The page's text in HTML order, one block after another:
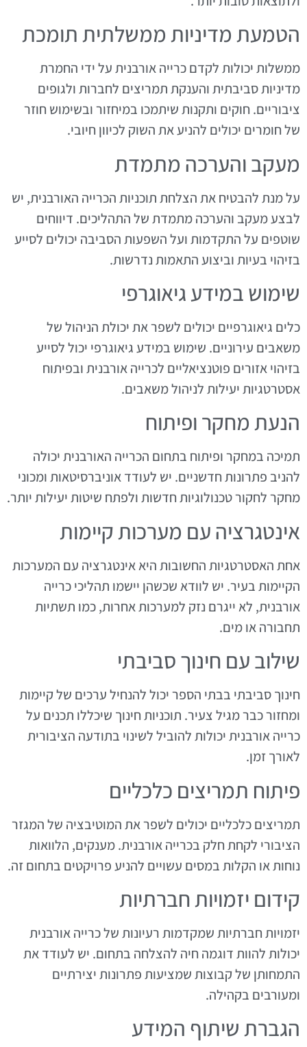
הטמעת מדיניות ממשלתית תומכת
ממשלות יכולות לקדם כרייה אורבנית על ידי החמרת
מדיניות סביבתית והענקת תמריצים לחברות ולגופים
ציבוריים. חוקים ותקנות שיתמכו במיחזור ובשימוש חוזר
של חומרים יכולים להניע את השוק לכיוון חיובי.
מעקב והערכה מתמדת
על מנת להבטיח את הצלחת תוכניות הכרייה האורבנית, יש
לבצע מעקב והערכה מתמדת של התהליכים. דיווחים
שוטפים על התקדמות ועל השפעות הסביבה יכולים לסייע
בזיהוי בעיות וביצוע התאמות נדרשות.
שימוש במידע גיאוגרפי
כלים גיאוגרפיים יכולים לשפר את יכולת הניהול של
משאבים עירוניים. שימוש במידע גיאוגרפי יכול לסייע
בזיהוי אזורים פוטנציאליים לכרייה אורבנית ובפיתוח
אסטרטגיות יעילות לניהול משאבים.
הנעת מחקר ופיתוח
תמיכה במחקר ופיתוח בתחום הכרייה האורבנית יכולה
להניב פתרונות חדשניים. יש לעודד אוניברסיטאות ומכוני
מחקר לחקור טכנולוגיות חדשות ולפתח שיטות יעילות יותר.
אינטגרציה עם מערכות קיימות
אחת האסטרטגיות החשובות היא אינטגרציה עם המערכות
הקיימות בעיר. יש לוודא שכשהן יישמו תהליכי כרייה
אורבנית, לא ייגרם נזק למערכות אחרות, כמו תשתיות
תחבורה או מים.
שילוב עם חינוך סביבתי
חינוך סביבתי בבתי הספר יכול להנחיל ערכים של קיימות
ומחזור כבר מגיל צעיר. תוכניות חינוך שיכללו תכנים על
כרייה אורבנית יכולות להוביל לשינוי בתודעה הציבורית
לאורך זמן.
פיתוח תמריצים כלכליים
תמריצים כלכליים יכולים לשפר את המוטיבציה של המגזר
הציבורי לקחת חלק בכרייה אורבנית. מענקים, הלוואות
נוחות או הקלות במסים עשויים להניע פרויקטים בתחום זה.
קידום יזמויות חברתיות
יזמויות חברתיות שמקדמות רעיונות של כרייה אורבנית
יכולות להוות דוגמה חיה להצלחה בתחום. יש לעודד את
התמחותן של קבוצות שמציעות פתרונות יצירתיים
ומעורבים בקהילה.
הגברת שיתוף המידע